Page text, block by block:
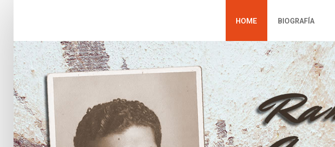
Home
Biografía
Obras
Noticias
Multimedia
SEARCH
...
HOME BIOGRAFÍA